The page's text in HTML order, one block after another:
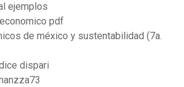
ejemplos
pdf
de méxico y sustentabilidad (7a.
dispari